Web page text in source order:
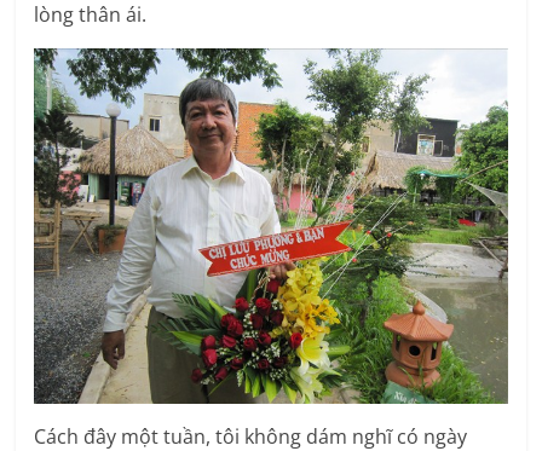
lòng thân ái.
Cách đây một tuần, tôi không dám nghĩ có ngày